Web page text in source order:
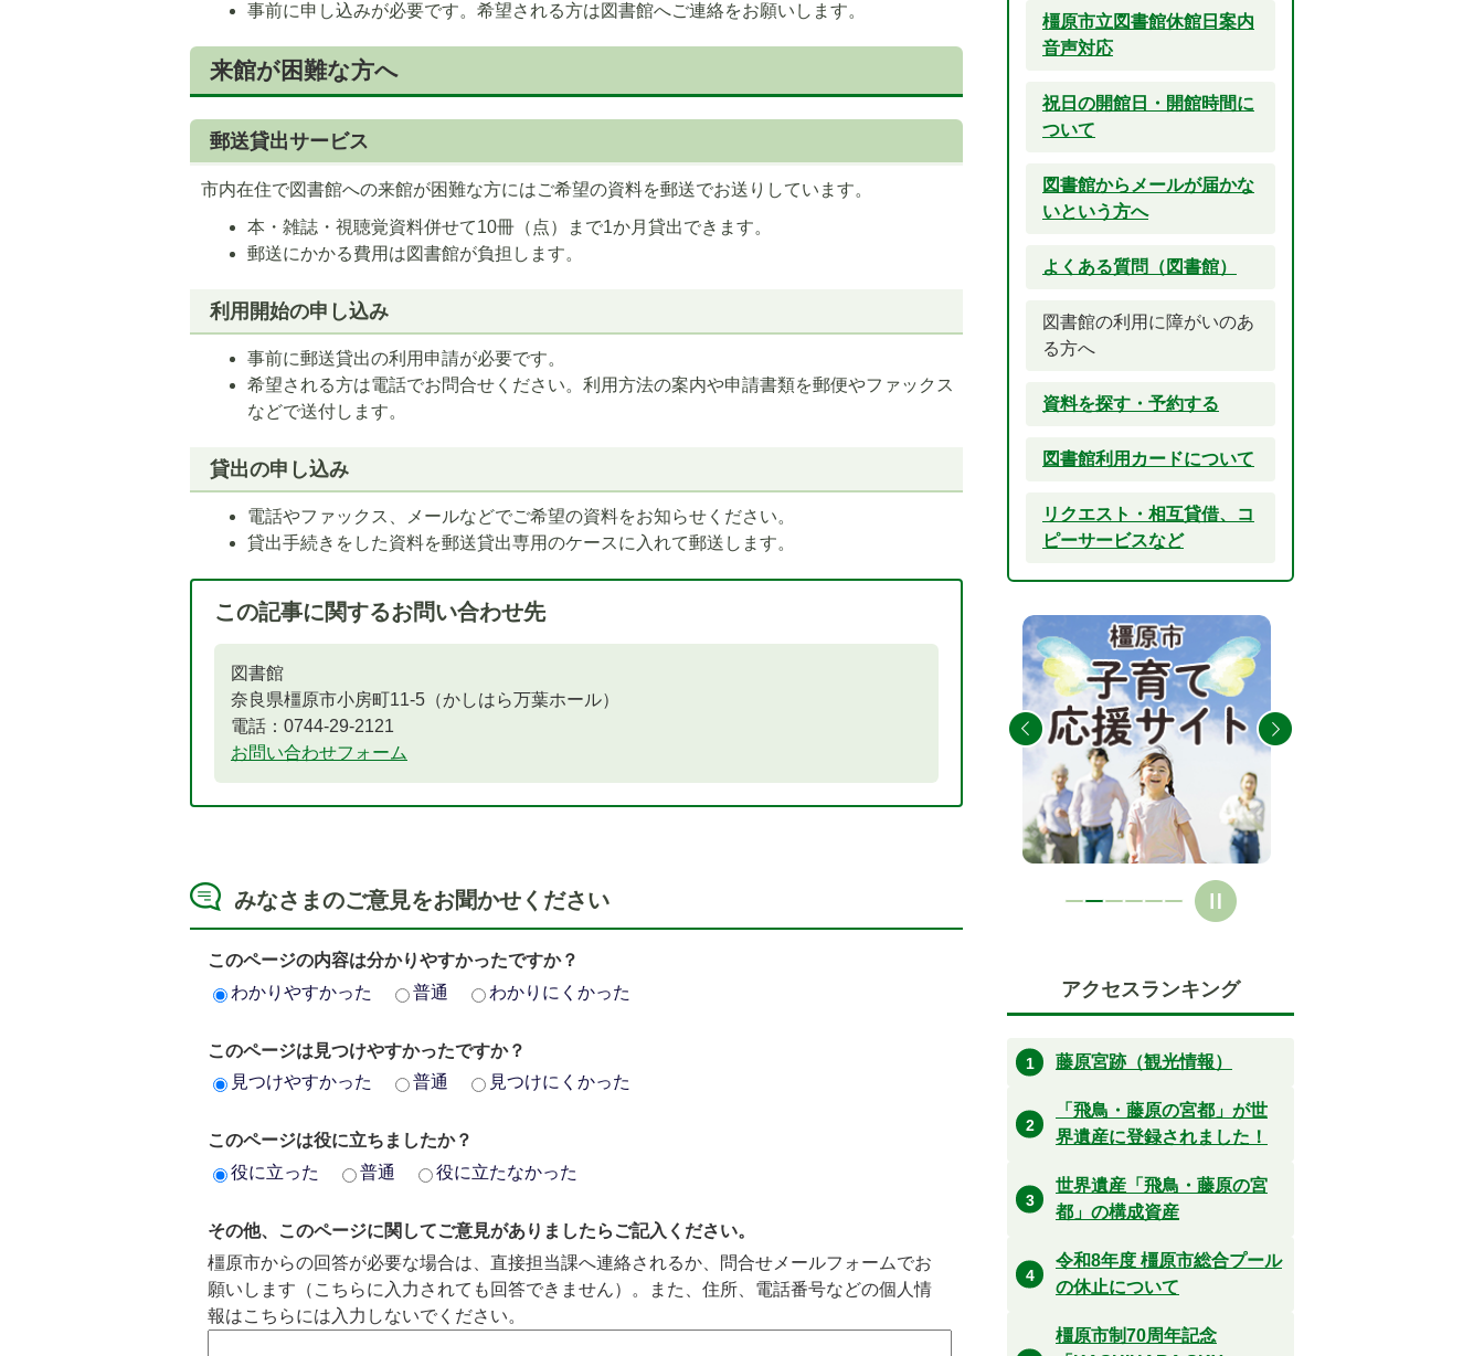
事前に申し込みが必要です。希望される方は図書館へご連絡をお願いします。
来館が困難な方へ
郵送貸出サービス
市内在住で図書館への来館が困難な方にはご希望の資料を郵送でお送りしています。
本・雑誌・視聴覚資料併せて10冊（点）まで1か月貸出できます。
郵送にかかる費用は図書館が負担します。
利用開始の申し込み
事前に郵送貸出の利用申請が必要です。
希望される方は電話でお問合せください。利用方法の案内や申請書類を郵便やファックス
などで送付します。
貸出の申し込み
電話やファックス、メールなどでご希望の資料をお知らせください。
貸出手続きをした資料を郵送貸出専用のケースに入れて郵送します。
この記事に関するお問い合わせ先
図書館
奈良県橿原市小房町11-5（かしはら万葉ホール）
電話：0744-29-2121
お問い合わせフォーム
みなさまのご意見をお聞かせください
このページの内容は分かりやすかったですか？
わかりやすかった
普通 わかりにくかった
このページは見つけやすかったですか？
見つけやすかった
普通 見つけにくかった
このページは役に立ちましたか？
役に立った
普通 役に立たなかった
その他、このページに関してご意見がありましたらご記入ください。
橿原市からの回答が必要な場合は、直接担当課へ連絡されるか、問合せメールフォームでお
願いします（こちらに入力されても回答できません）。また、住所、電話番号などの個人情
報はこちらには入力しないでください。
橿原市立図書館休館日案内
音声対応
祝日の開館日・開館時間に
ついて
図書館からメールが届かな
いという方へ
よくある質問（図書館）
図書館の利用に障がいのあ
る方へ
資料を探す・予約する
図書館利用カードについて
リクエスト・相互貸借、コ
ピーサービスなど
6
の
イ
ド
イ
ド
2
枚
目
の
ス
ド
アクセスランキング
藤原宮跡（観光情報）
「飛鳥・藤原の宮都」が世
界遺産に登録されました！
世界遺産「飛鳥・藤原の宮
都」の構成資産
令和8年度 橿原市総合プール
の休止について
橿原市制70周年記念